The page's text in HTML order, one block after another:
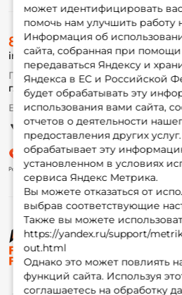
может идентифицировать
помочь нам улучшить работу
Информация об
сайта, собранная при помощи
передаваться Яндексу и
Яндекса в ЕС и Российской
будет обрабатывать эту
использования вами сайта,
отчетов о деятельности
предоставления других
обрабатывает эту
установленном в условиях
сервиса Яндекс Метрика.
Вы можете отказаться от
выбрав соответствующие
Также вы можете
https://yandex.ru/support/
out.html
Однако это может повлиять
функций сайта. Используя
соглашаетесь на обработку
© ФоксФишинг, 2009-
О
Оплата
Fox-
Гуру
Партнерская
8 (495) 532-77-88
info@foxfishing.ru
По вопросам с заказом
г. Москва, ул. Плеханова д.7
Ежедневно 10:00 до 20:00